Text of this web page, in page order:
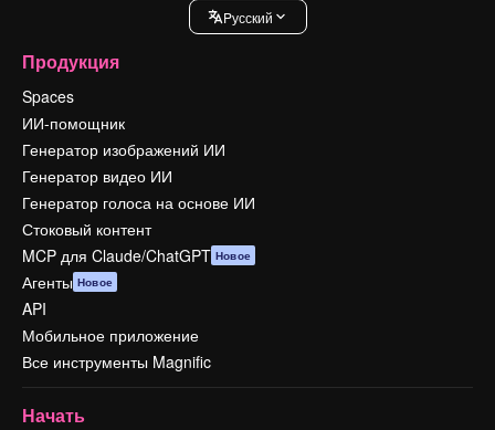
Pусский
Продукция
Spaces
ИИ-помощник
Генератор изображений ИИ
Генератор видео ИИ
Генератор голоса на основе ИИ
Стоковый контент
MCP для Claude/ChatGPT Новое
Агенты Новое
API
Мобильное приложение
Все инструменты Magnific
Начать